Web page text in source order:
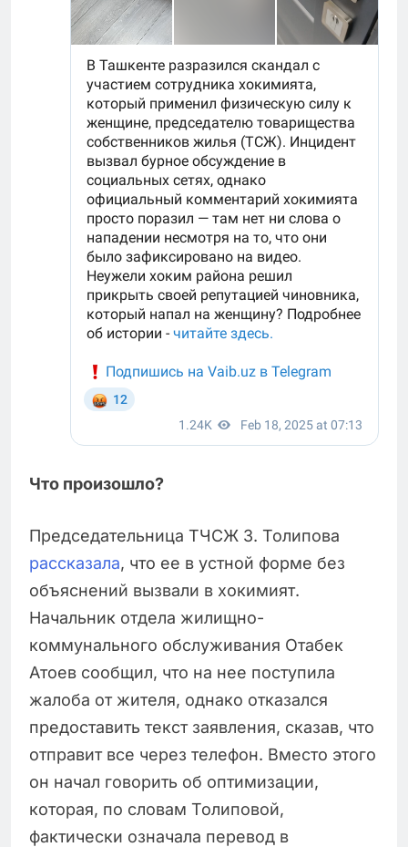
Что произошло?
Председательница ТЧСЖ З. Толипова
рассказала, что ее в устной форме без
объяснений вызвали в хокимият.
Начальник отдела жилищно-
коммунального обслуживания Отабек
Атоев сообщил, что на нее поступила
жалоба от жителя, однако отказался
предоставить текст заявления, сказав, что
отправит все через телефон. Вместо этого
он начал говорить об оптимизации,
которая, по словам Толиповой,
фактически означала перевод в